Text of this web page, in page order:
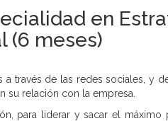
en
(6 meses)
través de las redes sociales, y
su relación con la empresa.
para liderar y sacar el